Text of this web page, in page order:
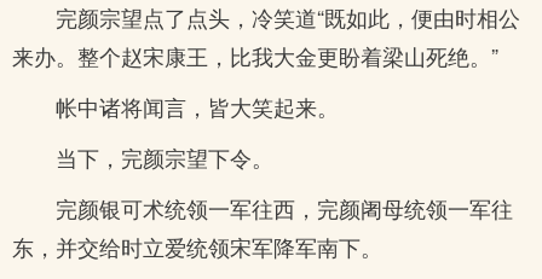
完颜宗望点了点头，冷笑道“既如此，便由时相公
来办。整个赵宋康王，比我大金更盼着梁山死绝。”
帐中诸将闻言，皆大笑起来。
当下，完颜宗望下令。
完颜银可术统领一军往西，完颜阇母统领一军往
东，并交给时立爱统领宋军降军南下。